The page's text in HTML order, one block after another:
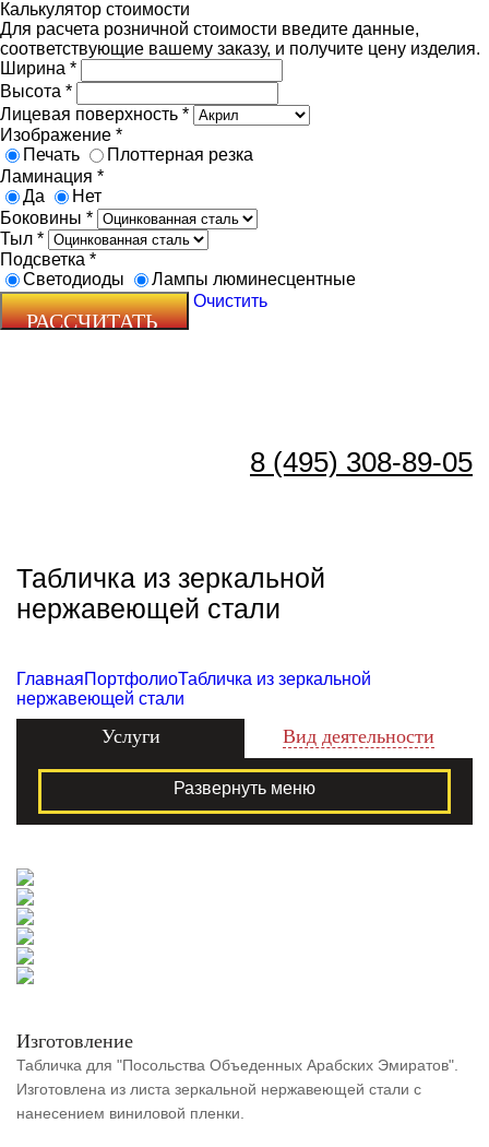
Калькулятор стоимости
Для расчета розничной стоимости введите данные,
соответствующие вашему заказу, и получите цену изделия.
Ширина *
Высота *
Лицевая поверхность *
Изображение *
Печать
Плоттерная резка
Ламинация *
Да
Нет
Боковины *
Тыл *
Подсветка *
Светодиоды
Лампы люминесцентные
Очистить
8 (495) 308-89-05
Табличка из зеркальной
нержавеющей стали
ГлавнаяПортфолиоТабличка из зеркальной
нержавеющей стали
Услуги Вид деятельности
Развернуть меню
Изготовление
Табличка для "Посольства Объеденных Арабских Эмиратов".
Изготовлена из листа зеркальной нержавеющей стали с
нанесением виниловой пленки.